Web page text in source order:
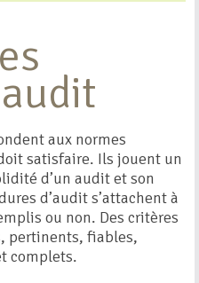
aux normes
satisfaire. Ils jouent un
d’un audit et son
d’audit s’attachent à
ou non. Des critères
pertinents, fiables,
complets.